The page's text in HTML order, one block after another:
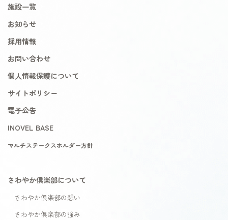
施設一覧
お知らせ
採用情報
お問い合わせ
個人情報保護について
サイトポリシー
電子公告
INOVEL BASE
マルチステークスホルダー方針
さわやか倶楽部について
さわやか倶楽部の想い
さわやか倶楽部の強み